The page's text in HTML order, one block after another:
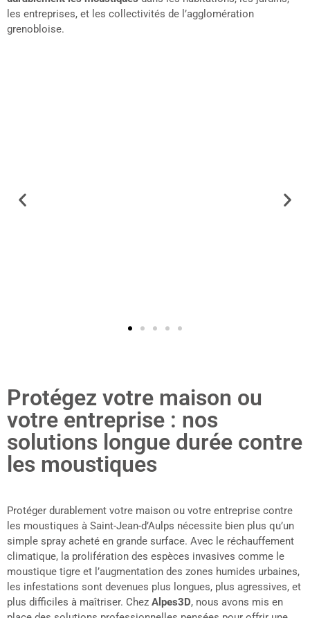
les entreprises, et les collectivités de l’agglomération
grenobloise.
Protégez votre maison ou
votre entreprise : nos
solutions longue durée contre
les moustiques
Protéger durablement votre maison ou votre entreprise contre
les moustiques à Saint-Jean-d’Aulps nécessite bien plus qu’un
simple spray acheté en grande surface. Avec le réchauffement
climatique, la prolifération des espèces invasives comme le
moustique tigre et l’augmentation des zones humides urbaines,
les infestations sont devenues plus longues, plus agressives, et
plus difficiles à maîtriser. Chez Alpes3D, nous avons mis en